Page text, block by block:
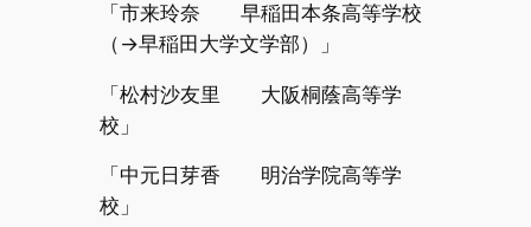
「市来玲奈 早稲田本条高等学校
（→早稲田大学文学部）」
「松村沙友里 大阪桐蔭高等学
校」
「中元日芽香 明治学院高等学
校」